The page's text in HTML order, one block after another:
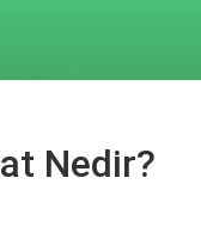
Nedir?